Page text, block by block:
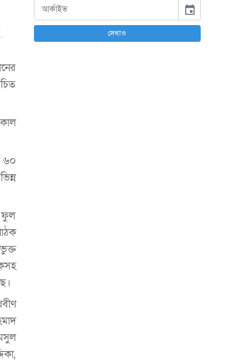
৬০
ফুল
সারা দেশে সর্বোচ্চ সতর্কতা জারি
পুলিশের
বিএনপির রাষ্ট্রপতি প্রার্থী চূড়ান্ত করবেন
event
দেখাও